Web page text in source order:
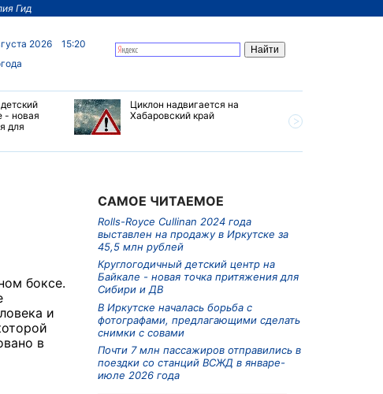
Гид
2026
15:20
- новая
для
Циклон надвигается на
Хабаровский край
боксе.
и
в
САМОЕ ЧИТАЕМОЕ
Rolls-Royce Cullinan 2024 года
выставлен на продажу в Иркутске за
45,5 млн рублей
Круглогодичный детский центр на
Байкале - новая точка притяжения для
Сибири и ДВ
В Иркутске началась борьба с
фотографами, предлагающими сделать
снимки с совами
Почти 7 млн пассажиров отправились в
поездки со станций ВСЖД в январе-
июле 2026 года